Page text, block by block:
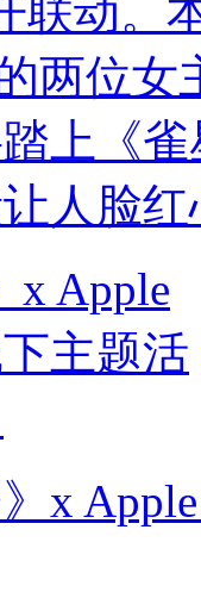
联动。
两位
踏上《
人脸
》x